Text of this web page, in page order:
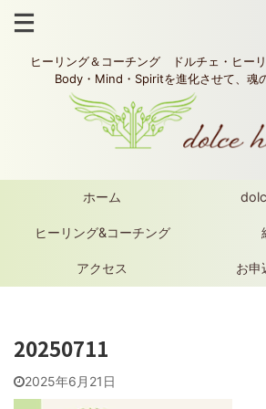
ヒーリング＆コーチング ドルチェ・ヒ
Body・Mind・Spiritを進化させて、魂
ホーム
ヒーリング&コーチング
アクセス お申
20250711
2025年6月21日